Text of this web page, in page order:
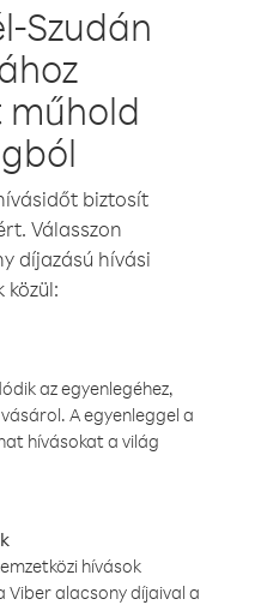
Szudán
biztosít
Válasszon
díjazású hívási
közül:
az egyenlegéhez,
A egyenleggel a
hívásokat a világ
hívások
Viber alacsony díjaival a